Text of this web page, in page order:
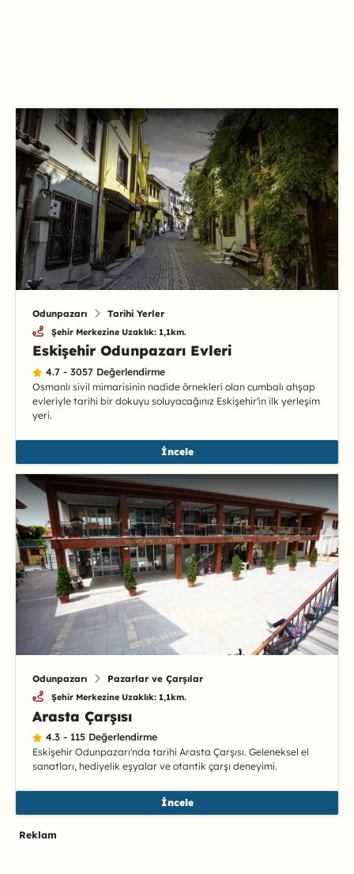
Odunpazarı Tarihi Yerler
Şehir Merkezine Uzaklık: 1,1km.
Eskişehir Odunpazarı Evleri
4.7 - 3057 Değerlendirme
Osmanlı sivil mimarisinin nadide örnekleri olan cumbalı ahşap
evleriyle tarihi bir dokuyu soluyacağınız Eskişehir'in ilk yerleşim
yeri.
İncele
Odunpazarı Pazarlar ve Çarşılar
Şehir Merkezine Uzaklık: 1,1km.
Arasta Çarşısı
4.3 - 115 Değerlendirme
Eskişehir Odunpazarı'nda tarihi Arasta Çarşısı. Geleneksel el
sanatları, hediyelik eşyalar ve otantik çarşı deneyimi.
İncele
Reklam